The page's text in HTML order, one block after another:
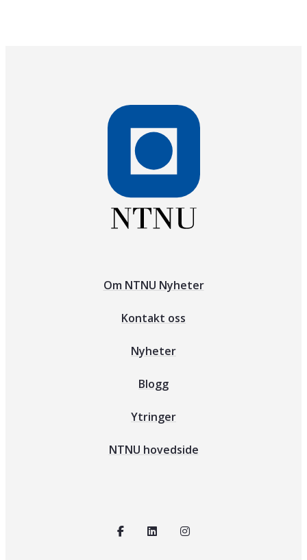
Om NTNU Nyheter
Kontakt oss
Nyheter
Blogg
Ytringer
NTNU hovedside